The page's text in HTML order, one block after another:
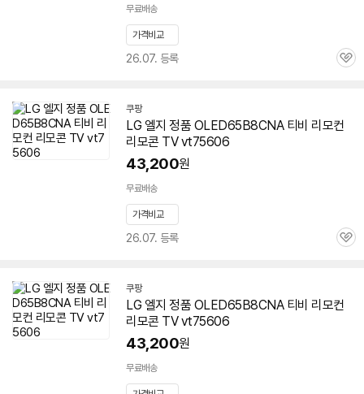
무료배송
가격비교
26.07. 등록
관
쿠팡
LG 엘지 정품 OLED65B8CNA 티비 리모컨
리모콘 TV vt75606
43,200원
무료배송
가격비교
26.07. 등록
관
쿠팡
LG 엘지 정품 OLED65B8CNA 티비 리모컨
리모콘 TV vt75606
43,200원
무료배송